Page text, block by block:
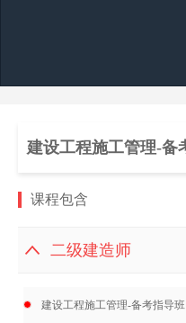
建设工程施工管理-备
课程包含
二级建造师
建设工程施工管理-备考指导班